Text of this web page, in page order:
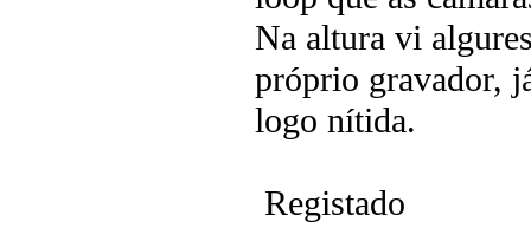
Na altura vi
próprio gravador,
logo nítida.
Registado